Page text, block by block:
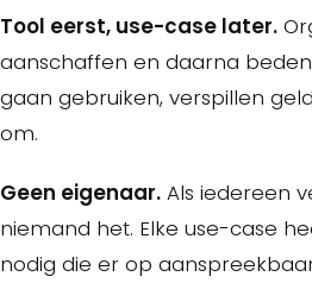
Tool eerst, use-case later.
aanschaffen en daarna
gaan gebruiken, verspillen
om.
Geen eigenaar. Als iedereen
niemand het. Elke use-case
nodig die er op